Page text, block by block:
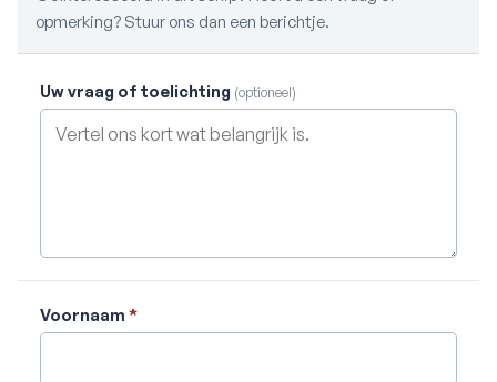
opmerking? Stuur ons dan een berichtje.
Uw vraag of toelichting (optioneel)
Voornaam *